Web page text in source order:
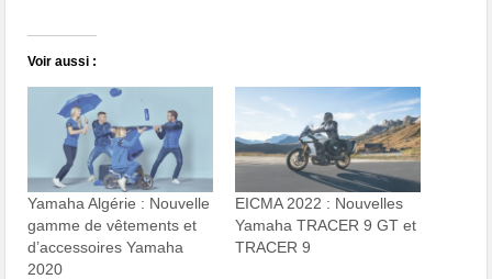
Voir aussi :
Yamaha Algérie : Nouvelle
gamme de vêtements et
d’accessoires Yamaha
2020
EICMA 2022 : Nouvelles
Yamaha TRACER 9 GT et
TRACER 9